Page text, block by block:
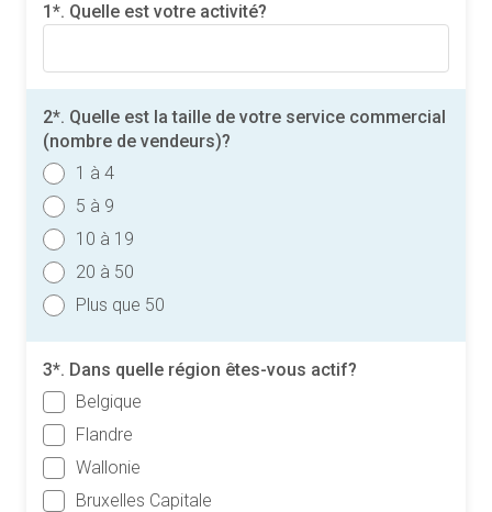
1*. Quelle est votre activité?
2*. Quelle est la taille de votre service commercial
(nombre de vendeurs)?
1 à 4
5 à 9
10 à 19
20 à 50
Plus que 50
3*. Dans quelle région êtes-vous actif?
Belgique
Flandre
Wallonie
Bruxelles Capitale